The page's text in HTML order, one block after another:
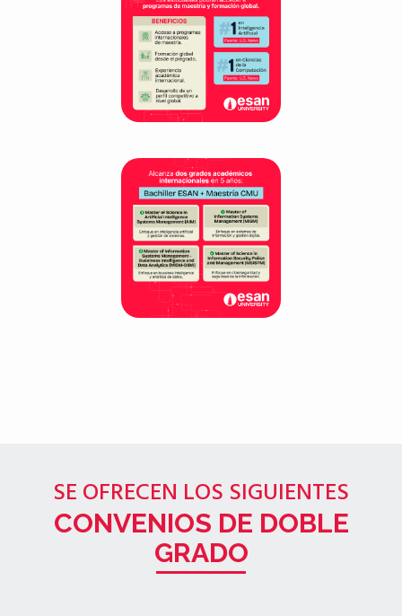
SE OFRECEN LOS SIGUIENTES
CONVENIOS DE DOBLE
GRADO